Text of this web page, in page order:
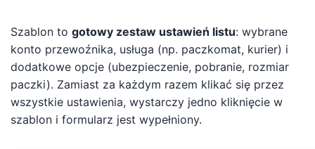
Szablon to gotowy zestaw ustawień listu: wybrane
konto przewoźnika, usługa (np. paczkomat, kurier) i
dodatkowe opcje (ubezpieczenie, pobranie, rozmiar
paczki). Zamiast za każdym razem klikać się przez
wszystkie ustawienia, wystarczy jedno kliknięcie w
szablon i formularz jest wypełniony.